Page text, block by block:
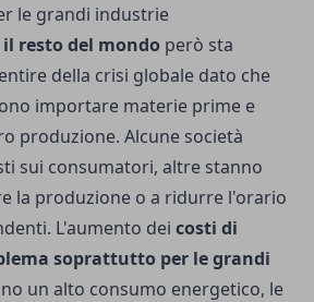
le grandi industrie
il resto del mondo però sta
della crisi globale dato che
importare materie prime e
produzione. Alcune società
sui consumatori, altre stanno
la produzione o a ridurre l'orario
L'aumento dei costi di
soprattutto per le grandi
un alto consumo energetico, le